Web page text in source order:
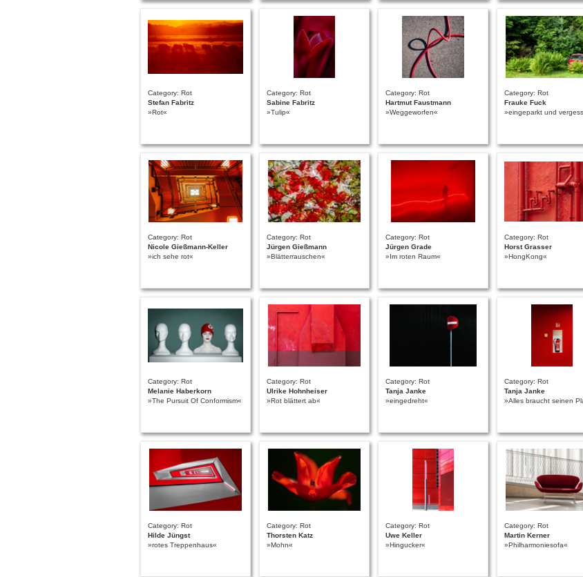
Category: Rot
Stefan Fabritz
»Rot«
Category: Rot
Sabine Fabritz
»Tulip«
Category: Rot
Hartmut Faustmann
»Weggeworfen«
Category: Rot
Frauke Fuck
»eingeparkt und
Category: Rot
Nicole Gießmann-Keller
»ich sehe rot«
Category: Rot
Jürgen Gießmann
»Blätterrauschen«
Category: Rot
Jürgen Grade
»Im roten Raum«
Category: Rot
Horst Grasser
»HongKong«
Category: Rot
Melanie Haberkorn
»The Pursuit Of Conformism«
Category: Rot
Ulrike Hohnheiser
»Rot blättert ab«
Category: Rot
Tanja Janke
»eingedreht«
Category: Rot
Tanja Janke
»Alles braucht seinen
Category: Rot
Hilde Jüngst
»rotes Treppenhaus«
Category: Rot
Thorsten Katz
»Mohn«
Category: Rot
Uwe Keller
»Hingucker«
Category: Rot
Martin Kerner
»Philharmoniesofa«